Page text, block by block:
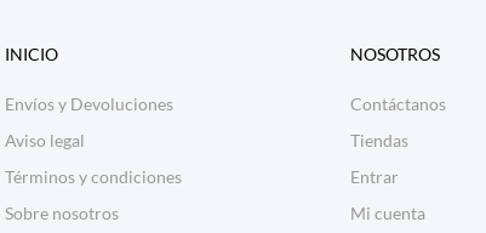
INICIO
Envíos y Devoluciones
Aviso legal
Términos y condiciones
Sobre nosotros
NOSOTROS
Contáctanos
Tiendas
Entrar
Mi cuenta